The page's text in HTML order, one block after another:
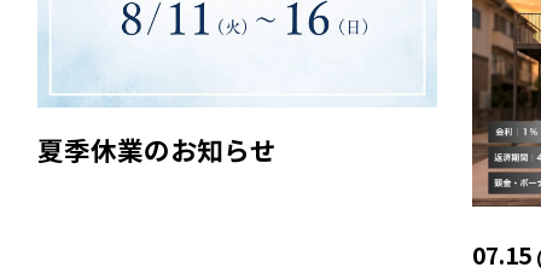
夏季休業のお知らせ
07.15